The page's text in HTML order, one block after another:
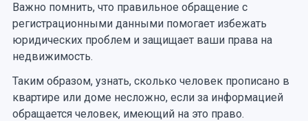
Важно помнить, что правильное обращение с
регистрационными данными помогает избежать
юридических проблем и защищает ваши права на
недвижимость.
Таким образом, узнать, сколько человек прописано в
квартире или доме несложно, если за информацией
обращается человек, имеющий на это право.